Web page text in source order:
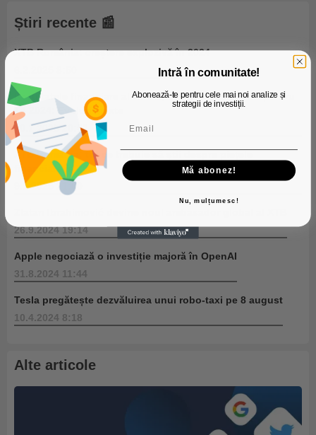
Știri recente 📰
XTB România: creștere explozivă în 2024
Rezultatele financiare ale Meta, Tesla și Mastercard pentru
T4 2024: Evoluții mixte
30.1.2025 20:52
XTB Romania: tot ce trebuie să știi despre piețele
financiare în 2025
9.1.2025 21:00
26.9.2024 19:14
Apple negociază o investiție majoră în OpenAI
31.8.2024 11:44
Tesla pregătește dezvăluirea unui robo-taxi pe 8 august
10.4.2024 8:18
Alte articole
Intră în comunitate!
Abonează-te pentru cele mai noi analize și
strategii de investiții.
Mă abonez!
Nu, mulțumesc!